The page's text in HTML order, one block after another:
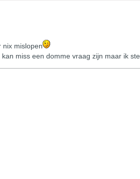
nix mislopen
miss een domme vraag zijn maar ik